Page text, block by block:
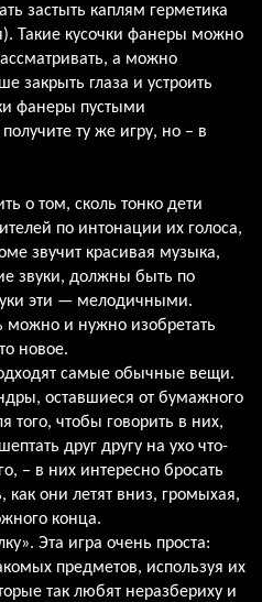
застыть каплям герметика
Такие кусочки фанеры можно
а можно
закрыть глаза и устроить
фанеры пустыми
ту же игру, но – в
о том, сколь тонко дети
по интонации их голоса,
звучит красивая музыка,
звуки, должны быть по
эти — мелодичными.
можно и нужно изобретать
новое.
самые обычные вещи.
оставшиеся от бумажного
того, чтобы говорить в них,
друг другу на ухо что-
– в них интересно бросать
они летят вниз, громыхая,
конца.
Эта игра очень проста:
предметов, используя их
так любят неразбериху и